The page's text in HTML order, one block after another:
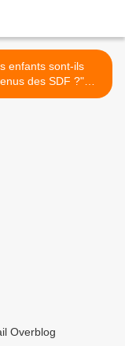
enfants sont-ils
des SDF ?"
Colloque à Reims >
Overblog